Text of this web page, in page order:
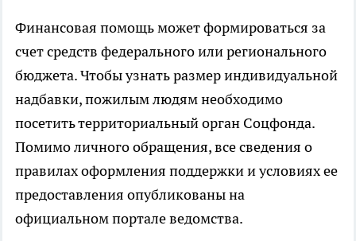
Финансовая помощь может формироваться за
счет средств федерального или регионального
бюджета. Чтобы узнать размер индивидуальной
надбавки, пожилым людям необходимо
посетить территориальный орган Соцфонда.
Помимо личного обращения, все сведения о
правилах оформления поддержки и условиях ее
предоставления опубликованы на
официальном портале ведомства.